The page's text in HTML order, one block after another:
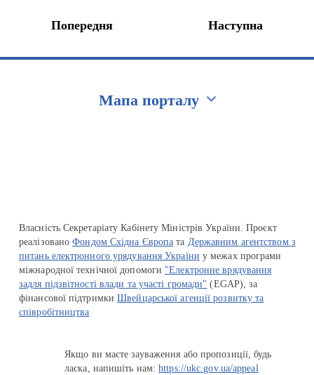
Попередня Наступна
Мапа порталу
Власність Секретаріату Кабінету Міністрів України. Проєкт
реалізованоФондом Східна Європа та Державним агентством з
питань електронного урядування України у межах програми
міжнародної технічної допомоги "Електронне врядування
задля підзвітності влади та участі громади" (EGAP), за
фінансової підтримкиШвейцарської агенції розвитку та
співробітництва
Якщо ви маєте зауваження або пропозиції, будь
ласка, напишіть нам:https://ukc.gov.ua/appeal